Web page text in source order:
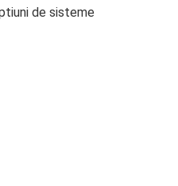
de sisteme